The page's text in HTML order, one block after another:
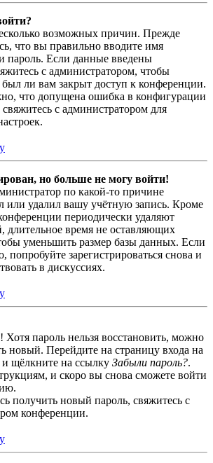
возможных причин. Прежде
что вы правильно вводите имя
пароль. Если данные введены
с администратором, чтобы
был ли вам закрыт доступ к конференции.
что допущена ошибка в конфигурации
с администратором для
но больше не могу войти!
по какой-то причине
или удалил вашу учётную запись. Кроме
периодически удаляют
длительное время не оставляющих
уменьшить размер базы данных. Если
попробуйте зарегистрироваться снова и
в дискуссиях.
пароль нельзя восстановить, можно
новый. Перейдите на страницу входа на
щёлкните на ссылку Забыли пароль?.
и скоро вы снова сможете войти
получить новый пароль, свяжитесь с
конференции.